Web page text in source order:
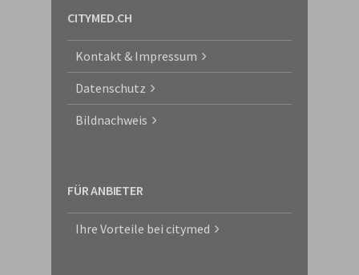
CITYMED.CH
Kontakt & Impressum
Datenschutz
Bildnachweis
FÜR ANBIETER
Ihre Vorteile bei citymed